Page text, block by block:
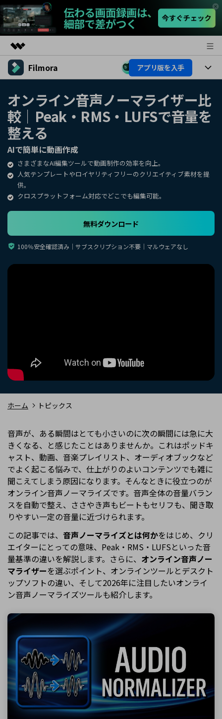
製品
ユーティリティ
法人・教育・パートナー
概要
ソリューション
企業情報
プラン＆価格
サポート
Filmora アプリ版を入手
製品
プラットフォーム
製品機能
AI機能
AI機能
AIヒント
活用法
Filmoraのユーザー層
ビデオソリューション
動画編集関連知識
動画編集のコツ
サポート
カスタマーサポート
検索
オンライン音声ノーマライザー比
較｜Peak・RMS・LUFSで音量を
整える
AIで簡単に動画作成
さまざまなAI編集ツールで動画制作の効率を向上。
人気テンプレートやロイヤリティフリーのクリエイティブ素材を提
供。
クロスプラットフォーム対応でどこでも編集可能。
無料ダウンロード
100％安全確認済み｜サブスクリプション不要｜マルウェアなし
ホーム トピックス
音声が、ある瞬間はとても小さいのに次の瞬間には急に大
きくなる、と感じたことはありませんか。これはポッドキ
ャスト、動画、音楽プレイリスト、オーディオブックなど
でよく起こる悩みで、仕上がりのよいコンテンツでも雑に
聞こえてしまう原因になります。そんなときに役立つのが
オンライン音声ノーマライズです。音声全体の音量バラン
スを自動で整え、ささやき声もビートもセリフも、聞き取
りやすい一定の音量に近づけられます。
この記事では、 音声ノーマライズとは何かをはじめ、クリ
エイターにとっての意味、Peak・RMS・LUFSといった音
量基準の違いを解説します。さらに、 オンライン音声ノー
マライザーを選ぶポイント、オンラインツールとデスクト
ップソフトの違い、そして2026年に注目したいオンライ
ン音声ノーマライズツールも紹介します。